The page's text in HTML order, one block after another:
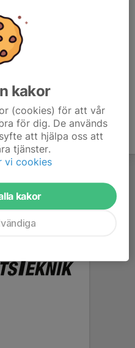
kakor
(cookies) för att vår
för dig. De används
att hjälpa oss att
tjänster.
vi cookies
kakor